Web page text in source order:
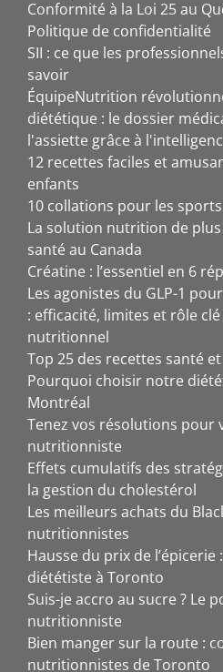
Conformité à la Loi 25 au
Politique de confidentialité
SII : ce que les
savoir
ÉquipeNutrition
diététique : le dossier
l'assiette grâce à
12 recettes faciles et
enfants
10 collations pour les sports
La solution nutrition de
santé au Canada
Créatine : l’essentiel en 6
Les agonistes du GLP-1
: efficacité, limites et rôle
nutritionnel
Top 25 des recettes santé
Pourquoi choisir notre
Montréal
Tenez vos résolutions pour
nutritionniste
Effets cumulatifs des
la gestion du cholestérol
Les meilleurs achats du
nutritionnistes
Hausse du prix de
diététiste à Toronto
Suis-je accro au sucre ? Le
nutritionniste
Bien manger sur la route :
nutritionnistes de Toronto